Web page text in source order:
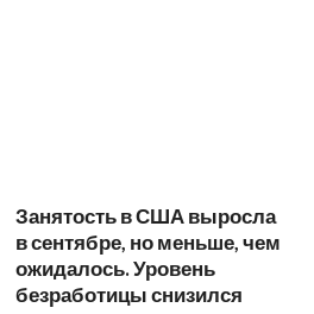
Занятость в США выросла
в сентябре, но меньше, чем
ожидалось. Уровень
безработицы снизился